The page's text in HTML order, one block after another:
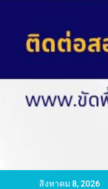
สิงหาคม 8, 2026